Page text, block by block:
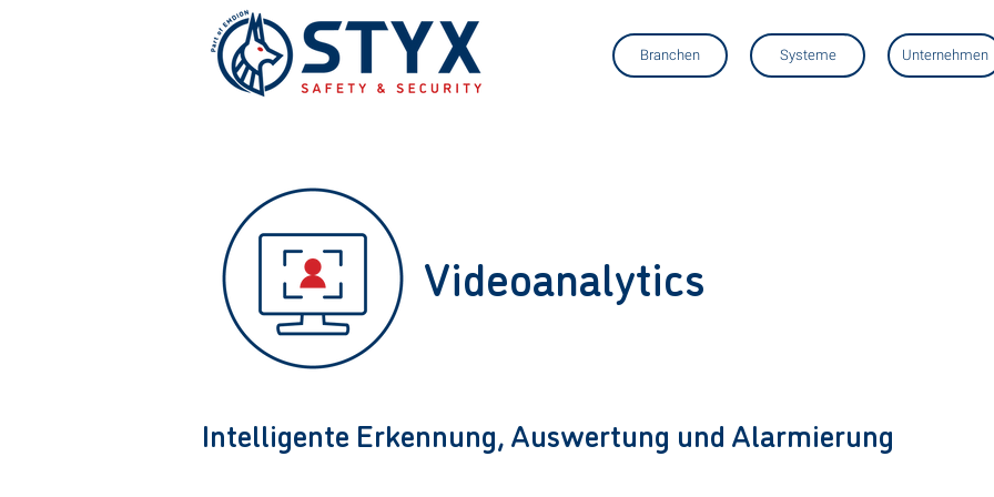
Branchen Systeme Unternehmen
Videoanalytics
Intelligente Erkennung, Auswertung und Alarmierung